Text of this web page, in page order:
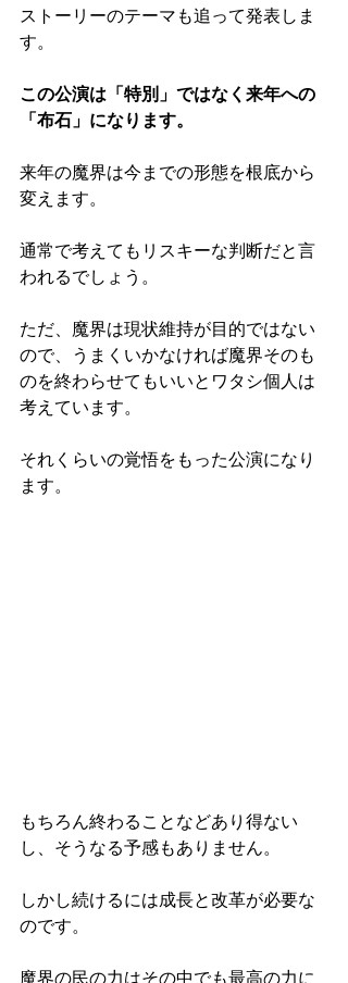
ストーリーのテーマも追って発表しま
す。
この公演は「特別」ではなく来年への
「布石」になります。
来年の魔界は今までの形態を根底から
変えます。
通常で考えてもリスキーな判断だと言
われるでしょう。
ただ、魔界は現状維持が目的ではない
ので、うまくいかなければ魔界そのも
のを終わらせてもいいとワタシ個人は
考えています。
それくらいの覚悟をもった公演になり
ます。
もちろん終わることなどあり得ない
し、そうなる予感もありません。
しかし続けるには成長と改革が必要な
のです。
魔界の民の力はその中でも最高の力に